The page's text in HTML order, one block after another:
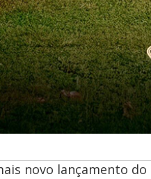
novo lançamento